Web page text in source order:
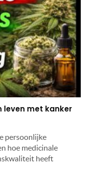
leven met kanker
persoonlijke
hoe medicinale
heeft